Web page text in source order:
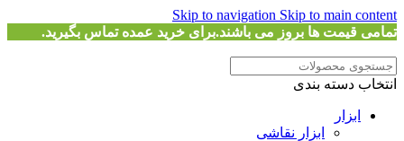
Skip to navigation Skip to main content
تمامی قیمت ها بروز می باشند.برای خرید عمده تماس بگیرید.
انتخاب دسته بندی
ابزار
ابزار نقاشی